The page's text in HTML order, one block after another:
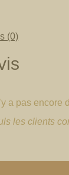
(0)
a pas encore
les clients